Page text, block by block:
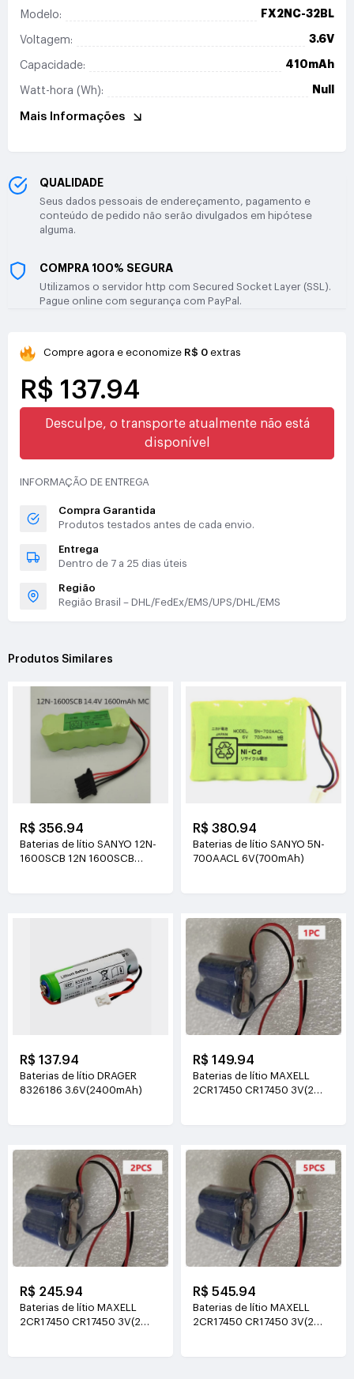
Modelo: FX2NC-32BL
Voltagem: 3.6V
Capacidade: 410mAh
Watt-hora (Wh): Null
Mais Informações
QUALIDADE
Seus dados pessoais de endereçamento, pagamento e
conteúdo de pedido não serão divulgados em hipótese
alguma.
COMPRA 100% SEGURA
Utilizamos o servidor http com Secured Socket Layer (SSL).
Pague online com segurança com PayPal.
Compre agora e economize R$ 0 extras
R$ 137.94
Desculpe, o transporte atualmente não está
disponível
INFORMAÇÃO DE ENTREGA
Compra Garantida
Produtos testados antes de cada envio.
Entrega
Dentro de 7 a 25 dias úteis
Região
Região Brasil – DHL/FedEx/EMS/UPS/DHL/EMS
Produtos Similares
R$ 356.94
Baterias de lítio SANYO 12N-
1600SCB 12N 1600SCB
R$ 380.94
Baterias de lítio SANYO 5N-
700AACL 6V(700mAh)
R$ 137.94
Baterias de lítio DRAGER
8326186 3.6V(2400mAh)
R$ 149.94
Baterias de lítio MAXELL
2CR17450 CR17450 3V(2
R$ 245.94
Baterias de lítio MAXELL
2CR17450 CR17450 3V(2
R$ 545.94
Baterias de lítio MAXELL
2CR17450 CR17450 3V(2